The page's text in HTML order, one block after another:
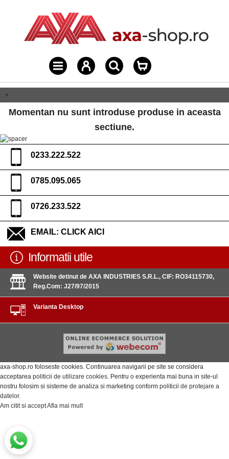
»
Momentan nu sunt introduse produse in aceasta
sectiune.
0233.222.522
0785.095.065
0726.233.522
EMAIL: CLICK AICI
Informatii utile
Website detinut de AXA INDUSTRIES S.R.L., CIF: RO34115730,
Reg.Com: J27/97/2015
Varianta Desktop
axa-shop.ro foloseste cookies. Continuarea navigarii pe site se considera
acceptarea politicii de utilizare cookies . Pentru o experienta mai buna in site-ul
nostru folosim si sisteme de analiza si marketing conform politicii de protejare a
datelor.
Am citit si acceptAfla mai mult